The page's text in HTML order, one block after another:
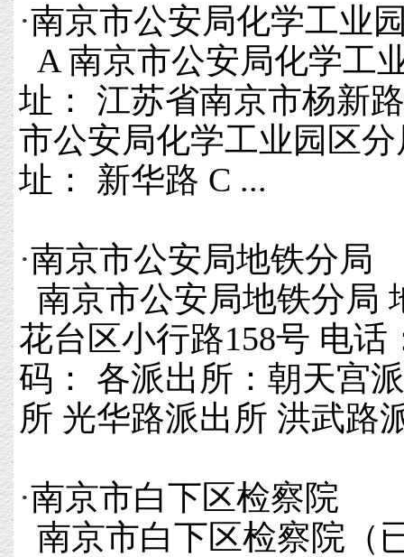
·南京市公安局化学工业
A 南京市公安局化学工
址： 江苏省南京市杨新
市公安局化学工业园区
址： 新华路 C ...
·南京市公安局地铁分局
南京市公安局地铁分局
花台区小行路158号 电话
码： 各派出所：朝天宫
所 光华路派出所 洪武路
·南京市白下区检察院
南京市白下区检察院（